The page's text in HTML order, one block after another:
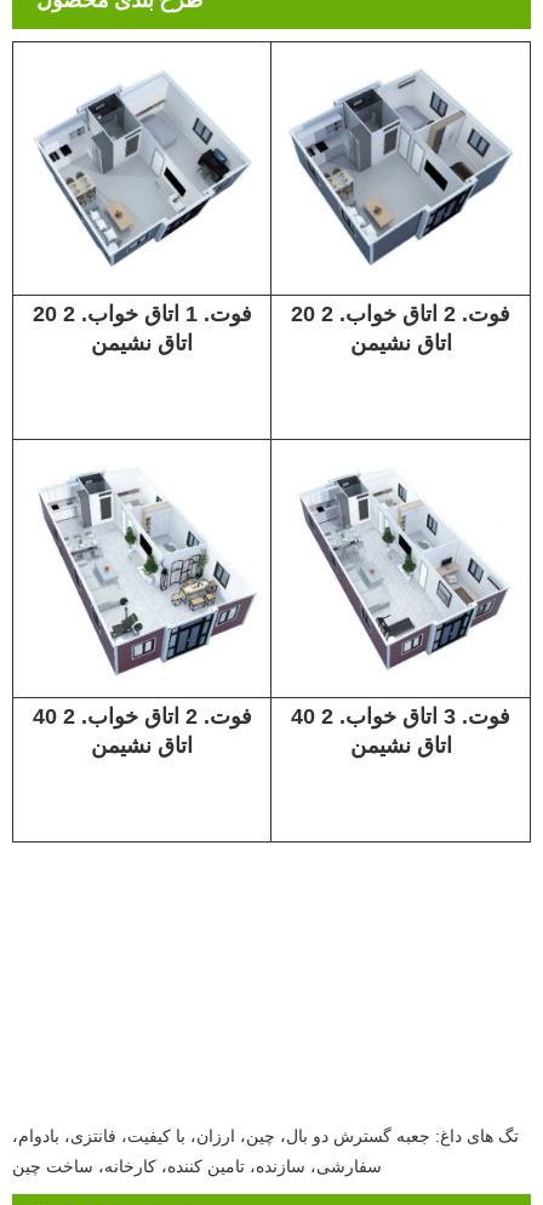
20 فوت. 1 اتاق خواب. 2
اتاق نشیمن
20 فوت. 2 اتاق خواب. 2
اتاق نشیمن
40 فوت. 2 اتاق خواب. 2
اتاق نشیمن
40 فوت. 3 اتاق خواب. 2
اتاق نشیمن
تگ های داغ: جعبه گسترش دو بال، چین، ارزان، با کیفیت، فانتزی، بادوام،
سفارشی، سازنده، تامین کننده، کارخانه، ساخت چین